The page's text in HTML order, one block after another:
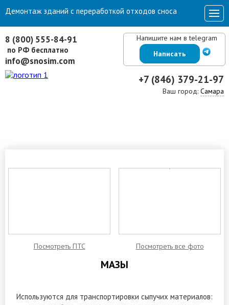
8 (800) 555-84-91
по РФ бесплатно
info@snosim.com
Напишите нам в telegram
Написать
+7 (846) 379-21-97
Ваш город: Самара
Демонтаж зданий с переработкой отходов сноса
Посмотреть ПТС Посмотреть все фото
МАЗЫ
Используются для транспортировки сыпучих материалов: